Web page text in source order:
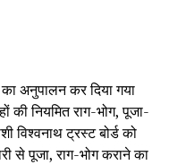
अनुपालन कर दिया गया
की नियमित राग-भोग, पूजा-
विश्वनाथ ट्रस्ट बोर्ड को
से पूजा, राग-भोग कराने का